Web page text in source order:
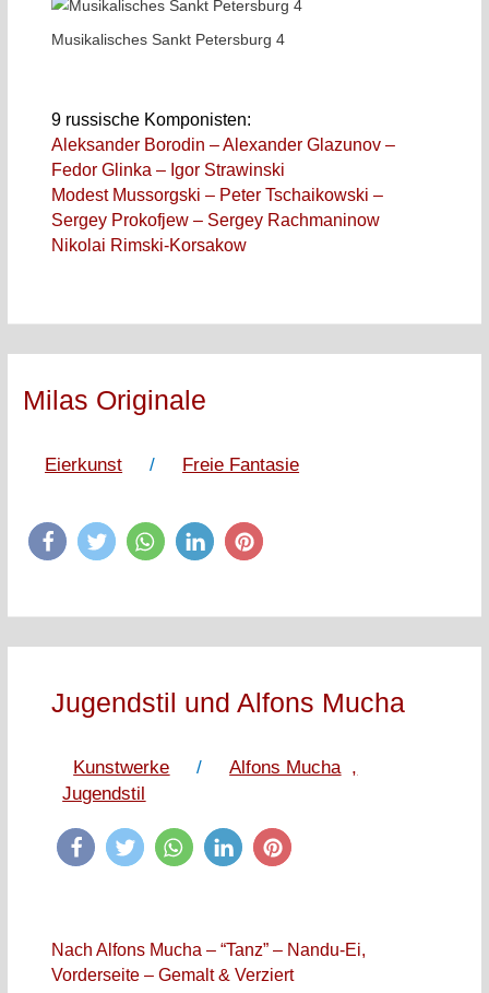
Musikalisches Sankt Petersburg 4
9 russische Komponisten:
Aleksander Borodin – Alexander Glazunov –
Fedor Glinka – Igor Strawinski
Modest Mussorgski – Peter Tschaikowski –
Sergey Prokofjew – Sergey Rachmaninow
Nikolai Rimski-Korsakow
Milas Originale
Eierkunst / Freie Fantasie
Jugendstil und Alfons Mucha
Kunstwerke / Alfons Mucha ,
Jugendstil
Nach Alfons Mucha – “Tanz” – Nandu-Ei,
Vorderseite – Gemalt & Verziert